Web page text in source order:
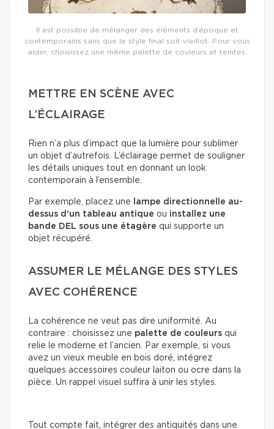
Il est possible de mélanger des éléments d’époque et
contemporains sans que le style final soit vieillot. Pour vous
aider, choisissez une même palette de couleurs et teintes.
METTRE EN SCÈNE AVEC
L’ÉCLAIRAGE
Rien n’a plus d’impact que la lumière pour sublimer
un objet d’autrefois. L’éclairage permet de souligner
les détails uniques tout en donnant un look
contemporain à l’ensemble.
Par exemple, placez une
lampe directionnelle au-
dessus d’un tableau antique ou installez une
bande DEL sous une étagère qui supporte un
objet récupéré.
ASSUMER LE MÉLANGE DES STYLES
AVEC COHÉRENCE
La cohérence ne veut pas dire uniformité. Au
contraire : choisissez une palette de couleurs qui
relie le moderne et l’ancien. Par exemple, si vous
avez un vieux meuble en bois doré, intégrez
quelques accessoires couleur laiton ou ocre dans la
pièce. Un rappel visuel suffira à unir les styles.
Tout compte fait, intégrer des antiquités dans une